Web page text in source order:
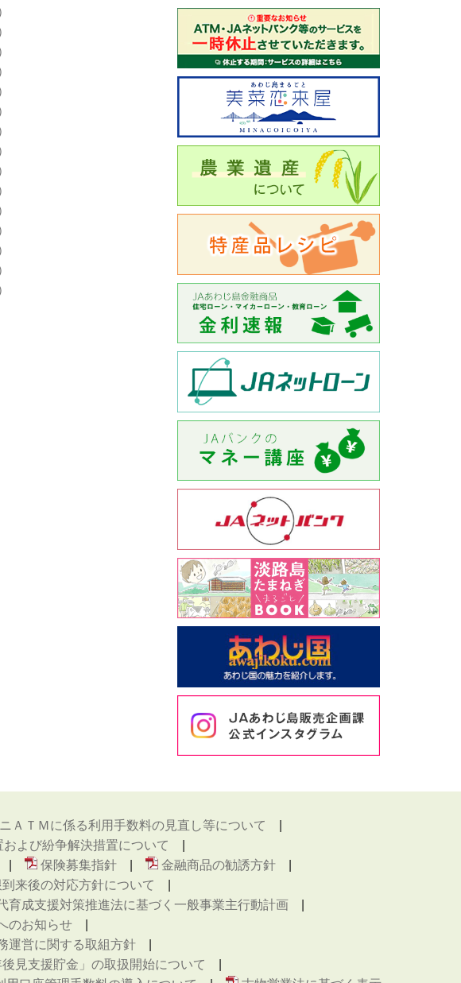
ＡＴＭに係る利用手数料の見直し等について
および紛争解決措置について
保険募集指針
金融商品の勧誘方針
来後の対応方針について
育成支援対策推進法に基づく一般事業主行動計画
のお知らせ
運営に関する取組方針
後見支援貯金」の取扱開始について